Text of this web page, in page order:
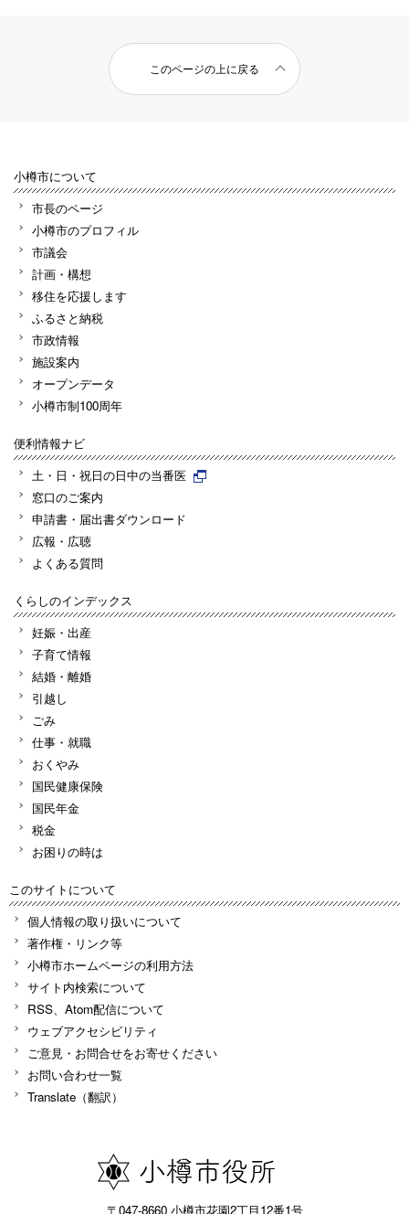
このページの上に戻る
小樽市について
市長のページ
小樽市のプロフィル
市議会
計画・構想
移住を応援します
ふるさと納税
市政情報
施設案内
オープンデータ
小樽市制100周年
便利情報ナビ
土・日・祝日の日中の当番医
窓口のご案内
申請書・届出書ダウンロード
広報・広聴
よくある質問
くらしのインデックス
妊娠・出産
子育て情報
結婚・離婚
引越し
ごみ
仕事・就職
おくやみ
国民健康保険
国民年金
税金
お困りの時は
このサイトについて
個人情報の取り扱いについて
著作権・リンク等
小樽市ホームページの利用方法
サイト内検索について
RSS、Atom配信について
ウェブアクセシビリティ
ご意見・お問合せをお寄せください
お問い合わせ一覧
Translate（翻訳）
〒047-8660 小樽市花園2丁目12番1号